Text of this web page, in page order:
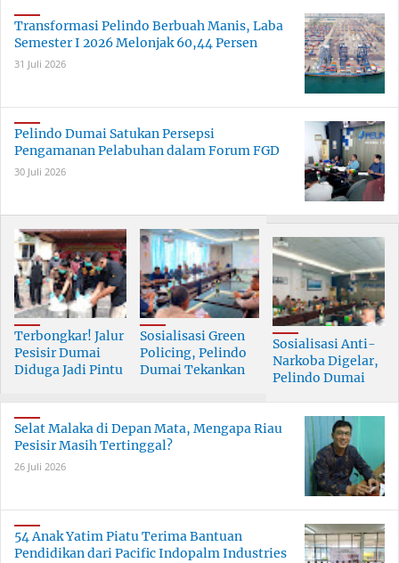
Transformasi Pelindo Berbuah Manis, Laba
Semester I 2026 Melonjak 60,44 Persen
31 Juli 2026
Pelindo Dumai Satukan Persepsi
Pengamanan Pelabuhan dalam Forum FGD
30 Juli 2026
Terbongkar! Jalur
Pesisir Dumai
Diduga Jadi Pintu
Skala Besar
Sosialisasi Green
Policing, Pelindo
Dumai Tekankan
Bersama
Sosialisasi Anti-
Narkoba Digelar,
Pelindo Dumai
Selat Malaka di Depan Mata, Mengapa Riau
Pesisir Masih Tertinggal?
26 Juli 2026
54 Anak Yatim Piatu Terima Bantuan
Pendidikan dari Pacific Indopalm Industries